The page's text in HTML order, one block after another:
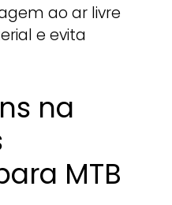
ao ar livre
e evita
na
MTB